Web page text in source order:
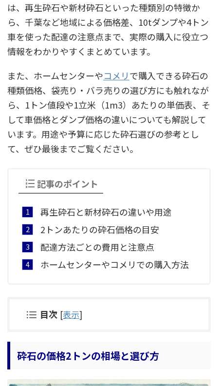
は、再生砕石や新材砕石といった種類別の特徴か
ら、千葉など地域による価格差、10tダンプや4トン
車を使った配達の注意点まで、実際の購入に役立つ
情報をわかりやすくまとめています。
また、ホームセンターやコメリで購入できる砕石の
種類価格、袋売り・バラ売りの選び方にも触れなが
ら、1トン値段や1立米（1m3）あたりの単価表、そ
して車価格とダンプ価格の違いについても解説して
います。用途や予算に応じた砕石選びの参考とし
て、ぜひ最後までご覧ください。
記事のポイント
再生砕石と新材砕石の違いや用途
2トンあたりの砕石価格の目安
配達方法ごとの費用と注意点
ホームセンターやコメリでの購入方法
目次 [表示]
砕石の価格2トンの相場と選び方